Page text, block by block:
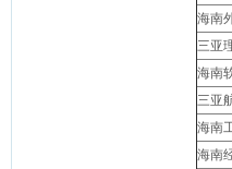
海南
三亚
海南
三亚
海南
海南